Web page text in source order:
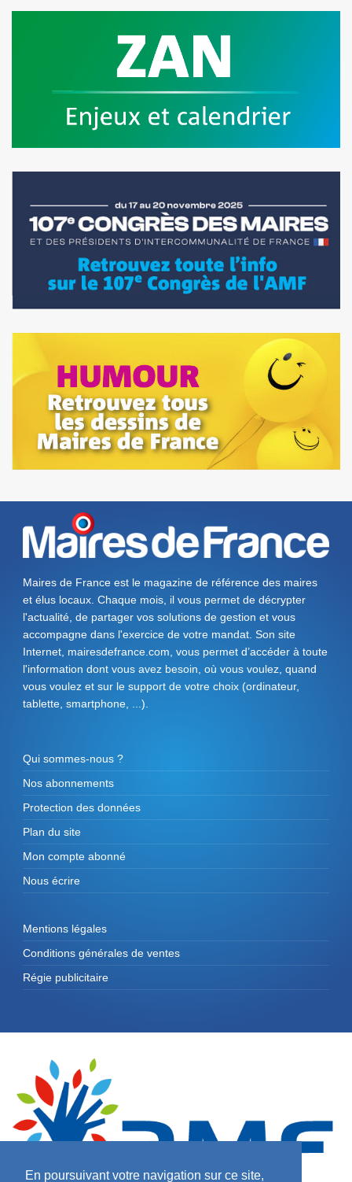
En poursuivant votre navigation sur ce site,
Maires de France est le magazine de référence des maires
et élus locaux. Chaque mois, il vous permet de décrypter
l'actualité, de partager vos solutions de gestion et vous
accompagne dans l'exercice de votre mandat. Son site
Internet, mairesdefrance.com, vous permet d’accéder à toute
l'information dont vous avez besoin, où vous voulez, quand
vous voulez et sur le support de votre choix (ordinateur,
tablette, smartphone, ...).
Qui sommes-nous ?
Nos abonnements
Protection des données
Plan du site
Mon compte abonné
Nous écrire
Mentions légales
Conditions générales de ventes
Régie publicitaire